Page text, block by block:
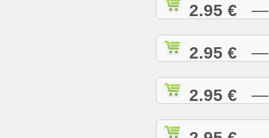
2.95 € —
2.95 € —
2.95 € —